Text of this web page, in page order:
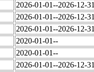
2026-01-01--2026-12-31
2026-01-01--2026-12-31
2026-01-01--2026-12-31
2020-01-01--
2020-01-01--
2026-01-01--2026-12-31